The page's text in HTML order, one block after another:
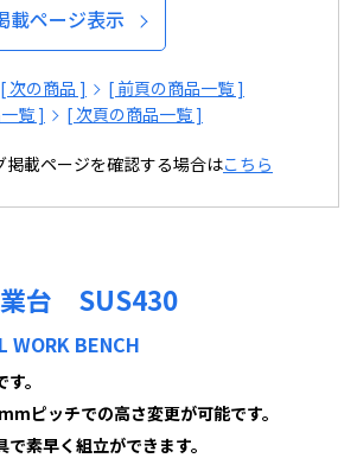
載ページ表示
[ 次の商品 ]
[ 前頁の商品一覧 ]
覧 ]
[ 次頁の商品一覧 ]
掲載ページを確認する場合はこちら
業台 SUS430
WORK BENCH
。
ピッチでの高さ変更が可能です。
素早く組立ができます。